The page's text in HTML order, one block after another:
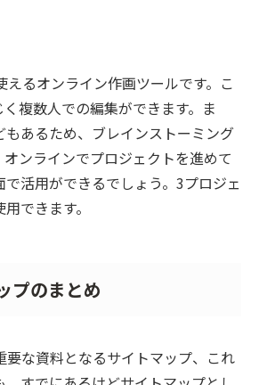
るオンライン作画ツールです。こ
複数人での編集ができます。ま
もあるため、ブレインストーミング
ンラインでプロジェクトを進めて
活用ができるでしょう。3プロジェ
できます。
プのまとめ
要な資料となるサイトマップ、これ